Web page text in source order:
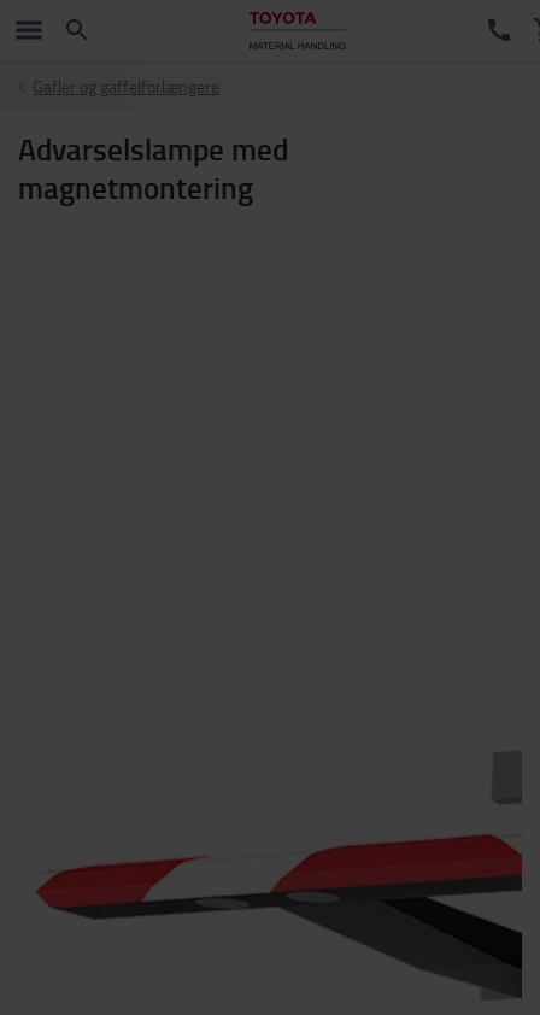
Gafler og gaffelforlængere
Advarselslampe med
magnetmontering